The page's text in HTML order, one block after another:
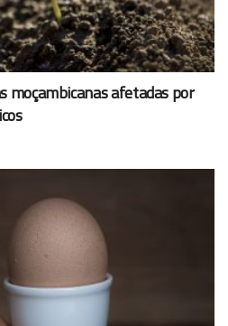
moçambicanas afetadas por